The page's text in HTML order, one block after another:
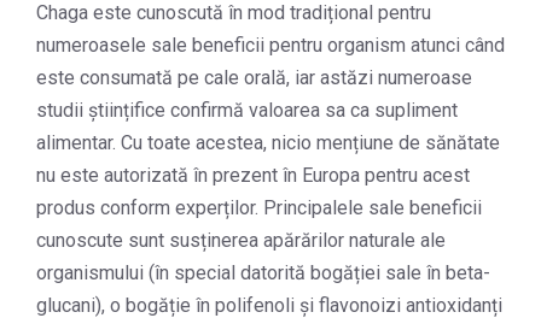
Chaga este cunoscută în mod tradițional pentru
numeroasele sale beneficii pentru organism atunci când
este consumată pe cale orală, iar astăzi numeroase
studii științifice confirmă valoarea sa ca supliment
alimentar. Cu toate acestea, nicio mențiune de sănătate
nu este autorizată în prezent în Europa pentru acest
produs conform experților. Principalele sale beneficii
cunoscute sunt susținerea apărărilor naturale ale
organismului (în special datorită bogăției sale în beta-
glucani), o bogăție în polifenoli și flavonoizi antioxidanți